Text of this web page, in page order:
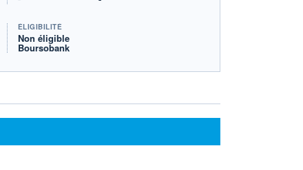
ÉLIGIBILITÉ
Non éligible
Boursobank